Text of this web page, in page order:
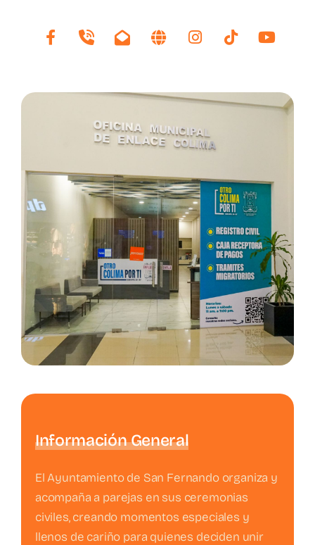
Información General
El Ayuntamiento de San Fernando organiza y
acompaña a parejas en sus ceremonias
civiles, creando momentos especiales y
llenos de cariño para quienes deciden unir